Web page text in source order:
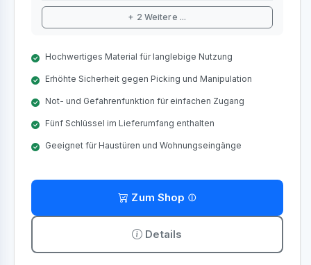
+ 2 Weitere ...
Hochwertiges Material für langlebige Nutzung
Erhöhte Sicherheit gegen Picking und Manipulation
Not- und Gefahrenfunktion für einfachen Zugang
Fünf Schlüssel im Lieferumfang enthalten
Geeignet für Haustüren und Wohnungseingänge
Zum Shop
Details